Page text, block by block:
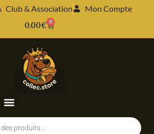
Club & Association
Mon Compte
0.00€ 0